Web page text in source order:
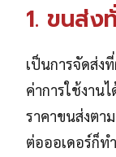
1. ขนส่ง
เป็นการจัดส่ง
ค่าการใช้งาน
ราคาขนส่งตา
ต่อออเดอร์ก็ท